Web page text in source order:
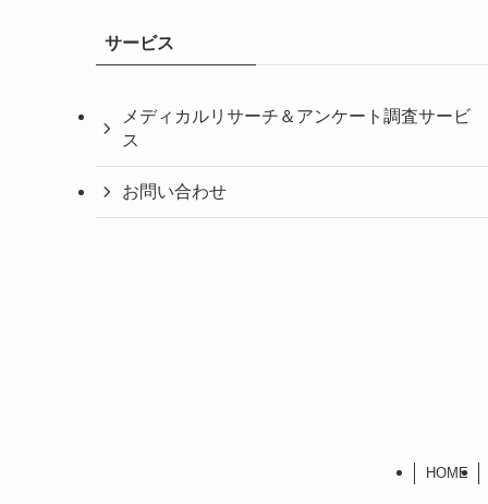
サービス
メディカルリサーチ＆アンケート調査サービ
ス
お問い合わせ
HOME